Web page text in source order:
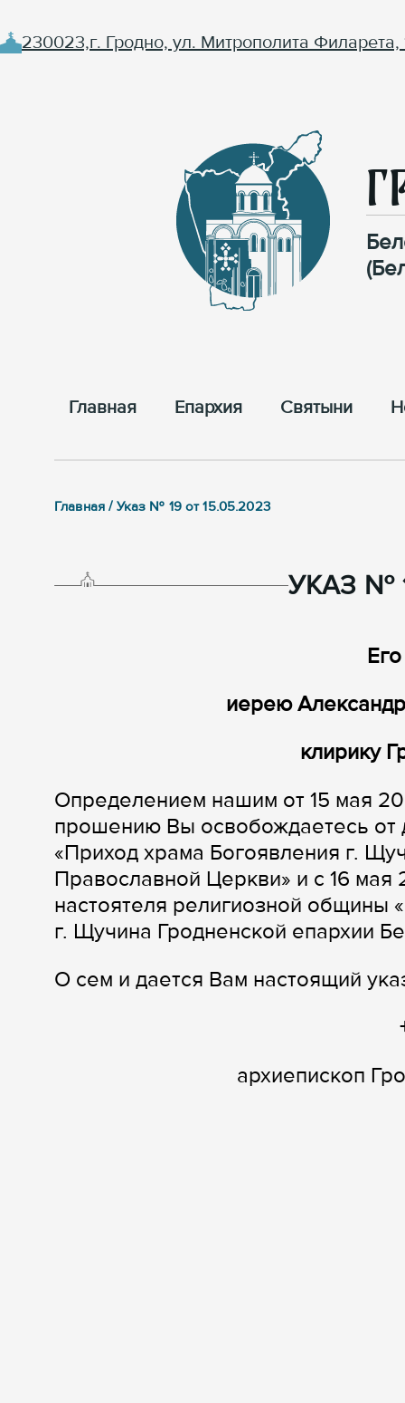
230023,г. Гродно, ул. Митрополита Филарета,
Главная Епархия Cвятыни
Главная / Указ № 19 от 15.05.2023
УКАЗ №
иерею
клирику
Определением нашим от 15 мая
прошению Вы освобождаетесь от
«Приход храма Богоявления г.
Православной Церкви» и с 16 мая
настоятеля религиозной общины
г. Щучина Гродненской епархии
О сем и дается Вам настоящий
архиепископ